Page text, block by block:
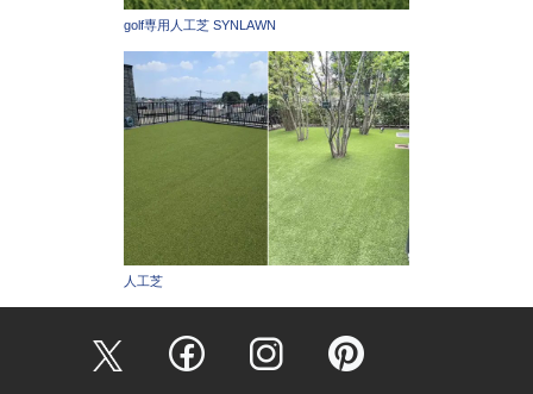
golf専用人工芝 SYNLAWN
人工芝